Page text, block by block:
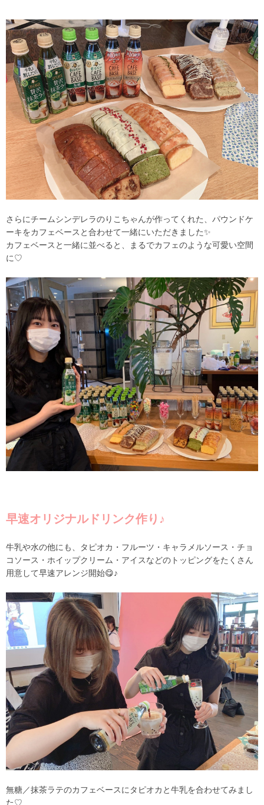
さらにチームシンデレラのりこちゃんが作ってくれた、パウンドケ
ーキをカフェベースと合わせて一緒にいただきました✨
カフェベースと一緒に並べると、まるでカフェのような可愛い空間
に♡
早速オリジナルドリンク作り♪
牛乳や水の他にも、タピオカ・フルーツ・キャラメルソース・チョ
コソース・ホイップクリーム・アイスなどのトッピングをたくさん
用意して早速アレンジ開始😋♪
無糖／抹茶ラテのカフェベースにタピオカと牛乳を合わせてみまし
た♡